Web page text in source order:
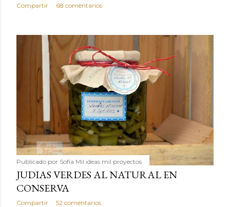
Compartir 68 comentarios
Publicado por Sofía Mil ideas mil proyectos
JUDIAS VERDES AL NATURAL EN
CONSERVA
Compartir 52 comentarios